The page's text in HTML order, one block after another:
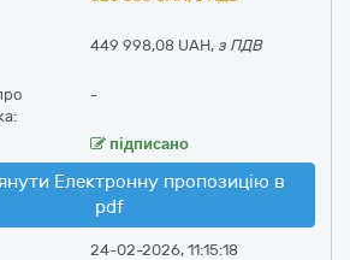
449 998,08 UAH, з ПДВ
-
підписано
Електронну пропозицію в
pdf
24-02-2026, 11:15:18